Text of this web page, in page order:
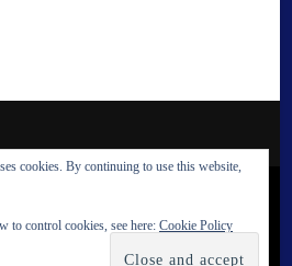
cookies. By continuing to use this website,
to control cookies, see here: Cookie Policy